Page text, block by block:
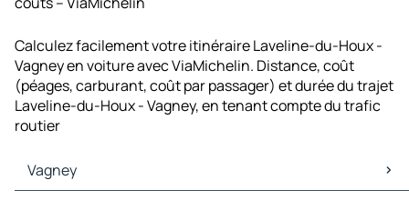
Calculez facilement votre itinéraire Laveline-du-Houx -
Vagney en voiture avec ViaMichelin. Distance, coût
(péages, carburant, coût par passager) et durée du trajet
Laveline-du-Houx - Vagney, en tenant compte du trafic
routier
Vagney